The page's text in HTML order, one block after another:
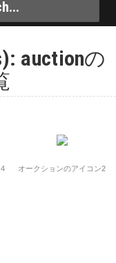
auctionの
オークションのアイコン2